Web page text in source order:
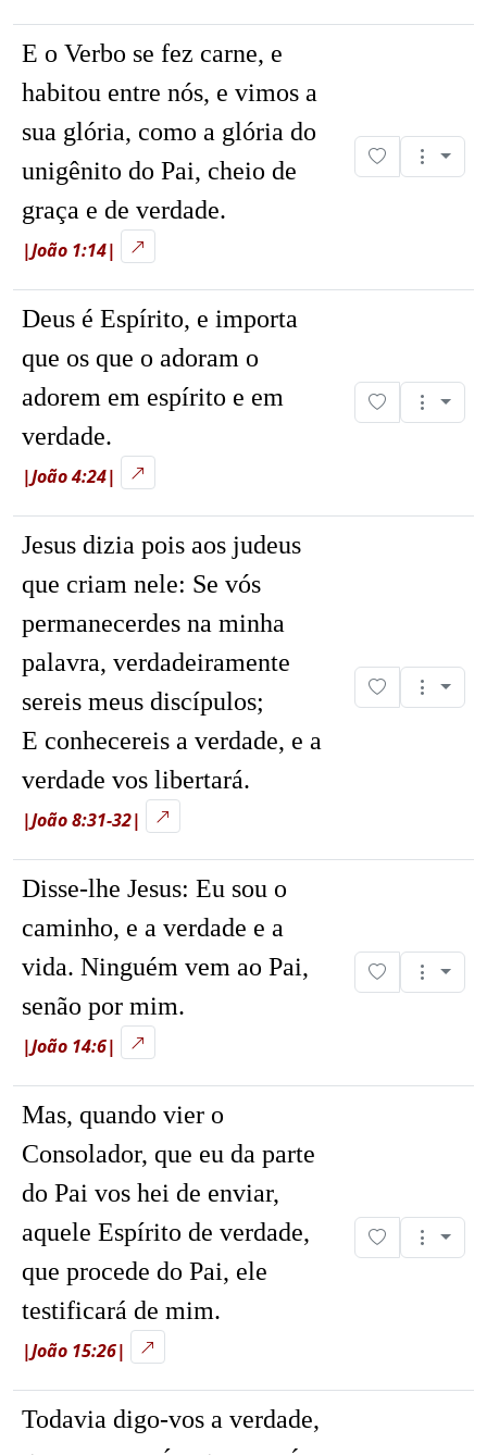
E o Verbo se fez carne, e
habitou entre nós, e vimos a
sua glória, como a glória do
unigênito do Pai, cheio de
graça e de verdade.
|João 1:14|
Deus é Espírito, e importa
que os que o adoram o
adorem em espírito e em
verdade.
|João 4:24|
Jesus dizia pois aos judeus
que criam nele: Se vós
permanecerdes na minha
palavra, verdadeiramente
sereis meus discípulos;
E conhecereis a verdade, e a
verdade vos libertará.
|João 8:31-32|
Disse-lhe Jesus: Eu sou o
caminho, e a verdade e a
vida. Ninguém vem ao Pai,
senão por mim.
|João 14:6|
Mas, quando vier o
Consolador, que eu da parte
do Pai vos hei de enviar,
aquele Espírito de verdade,
que procede do Pai, ele
testificará de mim.
|João 15:26|
Todavia digo-vos a verdade,